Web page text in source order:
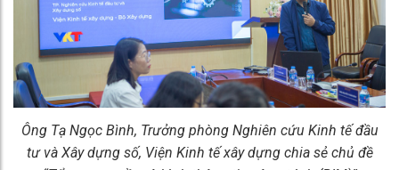
Ông Tạ Ngọc Bình, Trưởng phòng Nghiên cứu Kinh tế đầu
tư và Xây dựng số, Viện Kinh tế xây dựng chia sẻ chủ đề